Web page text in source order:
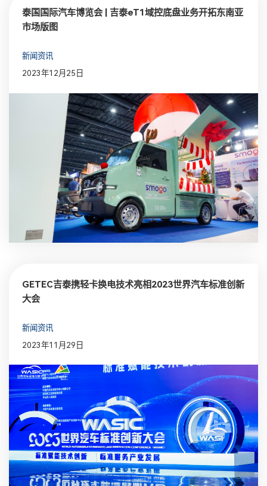
泰国国际汽车博览会 | 吉泰eT1域控底盘业务开拓东南亚
市场版图
新闻资讯
2023年12月25日
GETEC吉泰携轻卡换电技术亮相2023世界汽车标准创新
大会
新闻资讯
2023年11月29日